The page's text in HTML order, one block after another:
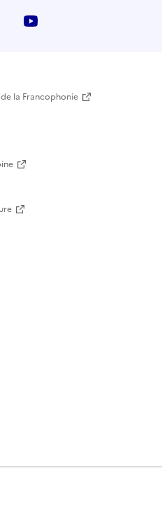
Instagram
la Francophonie